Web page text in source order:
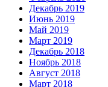
Декабрь 2019
Июнь 2019
Май 2019
Март 2019
Декабрь 2018
Ноябрь 2018
Август 2018
Март 2018